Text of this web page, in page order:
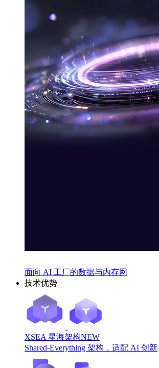
面向 AI 工厂的数据与内存网
技术优势
XSEA 星海架构NEW
Shared-Everything 架构，适配 AI 创新